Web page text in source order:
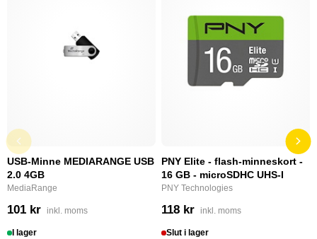
USB-Minne MEDIARANGE USB
2.0 4GB
MediaRange
101 kr inkl. moms
I lager
PNY Elite - flash-minneskort -
16 GB - microSDHC UHS-I
PNY Technologies
118 kr inkl. moms
Slut i lager